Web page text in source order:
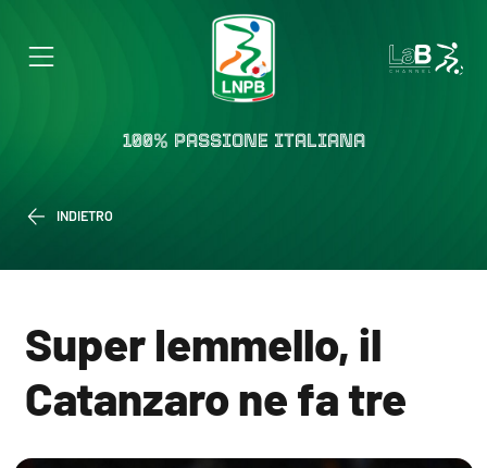
100% PASSIONE ITALIANA
INDIETRO
Super Iemmello, il
Catanzaro ne fa tre